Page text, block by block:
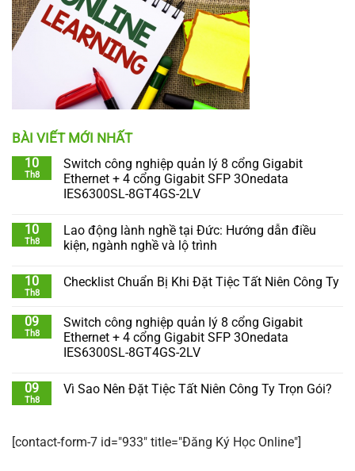
BÀI VIẾT MỚI NHẤT
10
Th8
Switch công nghiệp quản lý 8 cổng Gigabit
Ethernet + 4 cổng Gigabit SFP 3Onedata
IES6300SL-8GT4GS-2LV
10
Th8
Lao động lành nghề tại Đức: Hướng dẫn điều
kiện, ngành nghề và lộ trình
10
Th8
Checklist Chuẩn Bị Khi Đặt Tiệc Tất Niên Công Ty
09
Th8
Switch công nghiệp quản lý 8 cổng Gigabit
Ethernet + 4 cổng Gigabit SFP 3Onedata
IES6300SL-8GT4GS-2LV
09
Th8
Vì Sao Nên Đặt Tiệc Tất Niên Công Ty Trọn Gói?
[contact-form-7 id="933" title="Đăng Ký Học Online"]